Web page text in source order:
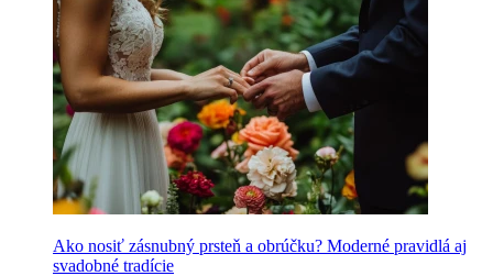
Ako nosiť zásnubný prsteň a obrúčku? Moderné pravidlá aj
svadobné tradície